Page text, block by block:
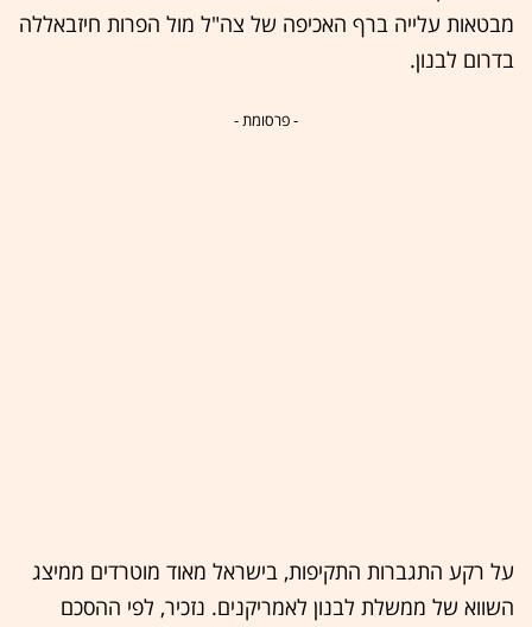
מבטאות עלייה ברף האכיפה של צה"ל מול הפרות חיזבאללה
בדרום לבנון.
- פרסומת -
על רקע התגברות התקיפות, בישראל מאוד מוטרדים ממיצג
השווא של ממשלת לבנון לאמריקנים. נזכיר, לפי ההסכם